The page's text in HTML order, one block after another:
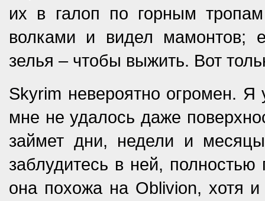
их в галоп по горным
волками и видел мамонтов;
зелья – чтобы выжить. Вот
Skyrim невероятно огромен. Я
мне не удалось даже
займет дни, недели и
заблудитесь в ней,
она похожа на Oblivion, хотя